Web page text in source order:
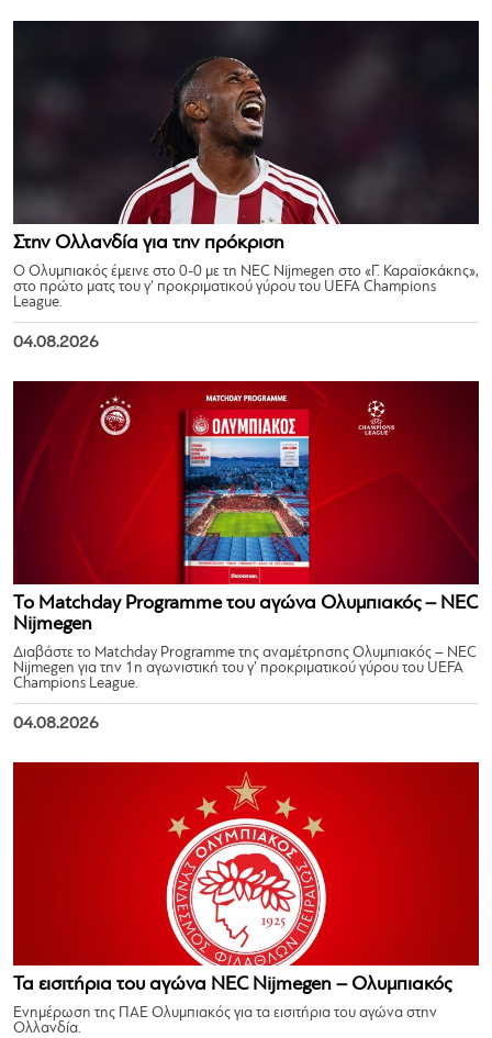
Στην Ολλανδία για την πρόκριση
Ο Ολυμπιακός έμεινε στο 0-0 με τη NEC Nijmegen στο «Γ. Καραϊσκάκης»,
στο πρώτο ματς του γ’ προκριματικού γύρου του UEFA Champions
League.
04.08.2026
Το Matchday Programme του αγώνα Ολυμπιακός – NEC
Nijmegen
Διαβάστε το Matchday Programme της αναμέτρησης Ολυμπιακός – NEC
Nijmegen για την 1η αγωνιστική του γ’ προκριματικού γύρου του UEFA
Champions League.
04.08.2026
Τα εισιτήρια του αγώνα NEC Nijmegen – Ολυμπιακός
Ενημέρωση της ΠΑΕ Ολυμπιακός για τα εισιτήρια του αγώνα στην
Ολλανδία.